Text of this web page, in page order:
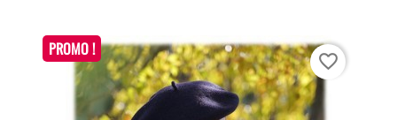
PROMO !
favorite_border